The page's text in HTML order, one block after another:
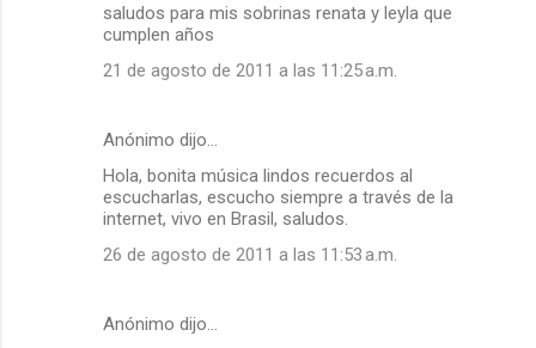
saludos para mis sobrinas renata y leyla que
cumplen años
21 de agosto de 2011 a las 11:25 a.m.
Anónimo dijo…
Hola, bonita música lindos recuerdos al
escucharlas, escucho siempre a través de la
internet, vivo en Brasil, saludos.
26 de agosto de 2011 a las 11:53 a.m.
Anónimo dijo…